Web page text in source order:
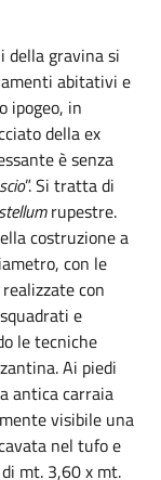
della gravina si
abitativi e
ipogeo, in
della ex
è senza
”. Si tratta di
rupestre.
costruzione a
con le
con
e
le tecniche
Ai piedi
antica carraia
visibile una
nel tufo e
mt. 3,60 x mt.